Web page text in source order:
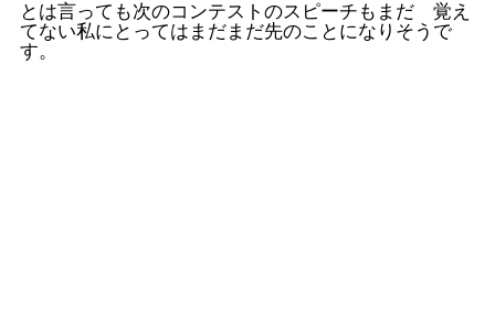
とは言っても次のコンテストのスピーチもまだ 覚え
てない私にとってはまだまだ先のことになりそうで
す。